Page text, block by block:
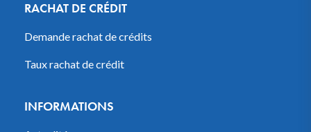
RACHAT DE CRÉDIT
Demande rachat de crédits
Taux rachat de crédit
INFORMATIONS